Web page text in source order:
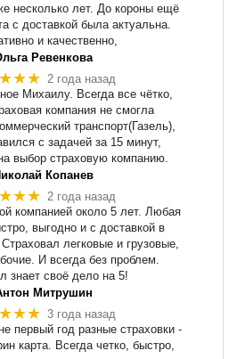
несколько лет. До короны ещё
с доставкой была актуальна.
и качественно,
Ревенкова
2 года назад
Михаилу. Всегда все чётко,
компания не смогла
транспорт(Газель),
с задачей за 15 минут,
выбор страховую компанию.
Копанев
2 года назад
компанией около 5 лет. Любая
выгодно и с доставкой в
легковые и грузовые,
И всегда без проблем.
знает своё дело на 5!
Митрушин
3 года назад
первый год разные страховки -
карта. Всегда четко, быстро,